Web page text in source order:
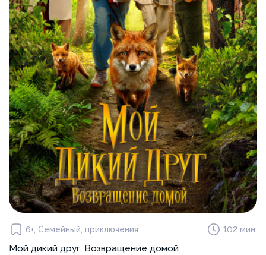
6+, Семейный, приключения 102 мин.
Мой дикий друг. Возвращение домой